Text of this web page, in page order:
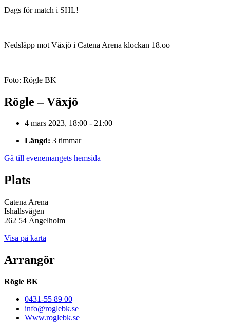
Dags för match i SHL!
Nedsläpp mot Växjö i Catena Arena klockan 18.oo
Foto: Rögle BK
Rögle – Växjö
4 mars 2023, 18:00 - 21:00
Längd: 3 timmar
Gå till evenemangets hemsida
Plats
Catena Arena
Ishallsvägen
262 54 Ängelholm
Visa på karta
Arrangör
Rögle BK
0431-55 89 00
info@roglebk.se
Www.roglebk.se